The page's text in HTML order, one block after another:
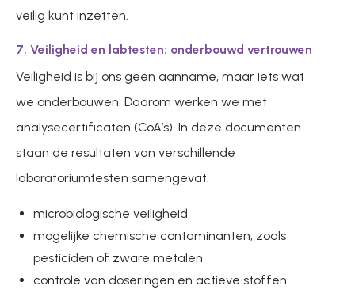
veilig kunt inzetten.
7. Veiligheid en labtesten: onderbouwd vertrouwen
Veiligheid is bij ons geen aanname, maar iets wat
we onderbouwen. Daarom werken we met
analysecertificaten (CoA’s). In deze documenten
staan de resultaten van verschillende
laboratoriumtesten samengevat.
microbiologische veiligheid
mogelijke chemische contaminanten, zoals
pesticiden of zware metalen
controle van doseringen en actieve stoffen